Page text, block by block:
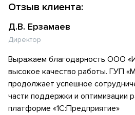
Отзыв клиента:
Д.В. Ерзамаев
Директор
Выражаем благодарность ООО
высокое качество работы. ГУП
продолжает успешное
части поддержки и оптимизации
платформе «1С:Предприятие»